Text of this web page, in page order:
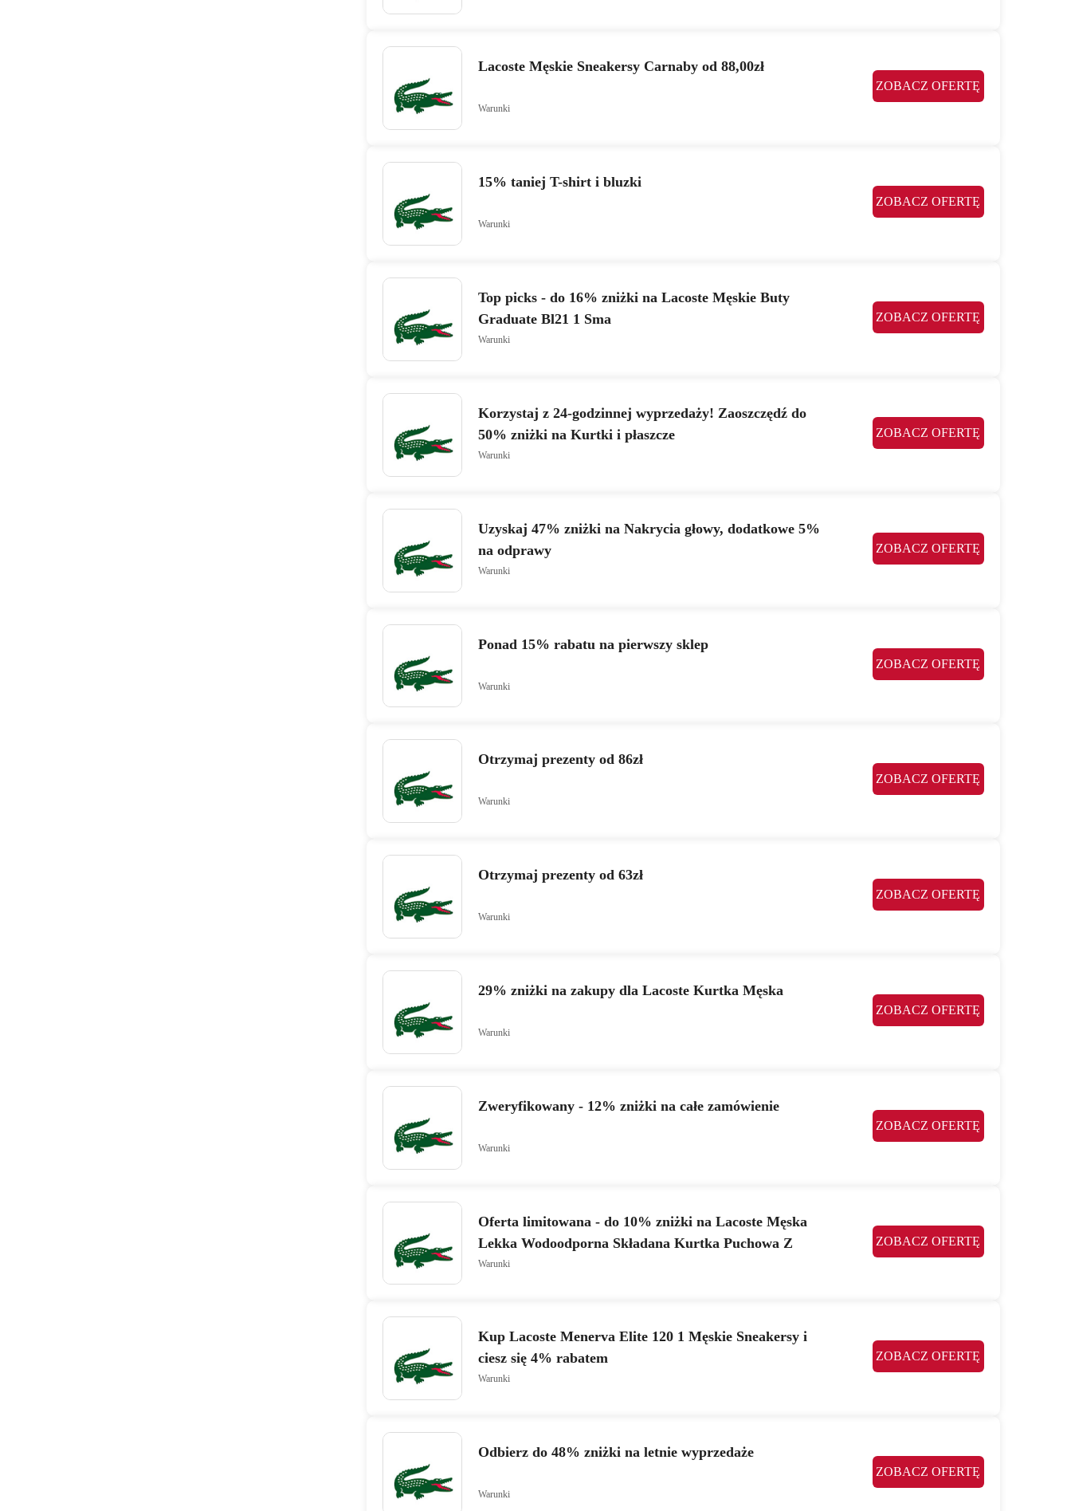
Lacoste Męskie Sneakersy Carnaby od 88,00zł
ZOBACZ OFERTĘ
Warunki
15% taniej T-shirt i bluzki
ZOBACZ OFERTĘ
Warunki
Top picks - do 16% zniżki na Lacoste Męskie Buty
Graduate Bl21 1 Sma
ZOBACZ OFERTĘ
Warunki
Korzystaj z 24-godzinnej wyprzedaży! Zaoszczędź do
50% zniżki na Kurtki i płaszcze
ZOBACZ OFERTĘ
Warunki
Uzyskaj 47% zniżki na Nakrycia głowy, dodatkowe 5%
na odprawy
ZOBACZ OFERTĘ
Warunki
Ponad 15% rabatu na pierwszy sklep
ZOBACZ OFERTĘ
Warunki
Otrzymaj prezenty od 86zł
ZOBACZ OFERTĘ
Warunki
Otrzymaj prezenty od 63zł
ZOBACZ OFERTĘ
Warunki
29% zniżki na zakupy dla Lacoste Kurtka Męska
ZOBACZ OFERTĘ
Warunki
Zweryfikowany - 12% zniżki na całe zamówienie
ZOBACZ OFERTĘ
Warunki
Oferta limitowana - do 10% zniżki na Lacoste Męska
Lekka Wodoodporna Składana Kurtka Puchowa Z
Kapturem
ZOBACZ OFERTĘ
Warunki
Kup Lacoste Menerva Elite 120 1 Męskie Sneakersy i
ciesz się 4% rabatem
ZOBACZ OFERTĘ
Warunki
Odbierz do 48% zniżki na letnie wyprzedaże
ZOBACZ OFERTĘ
Warunki